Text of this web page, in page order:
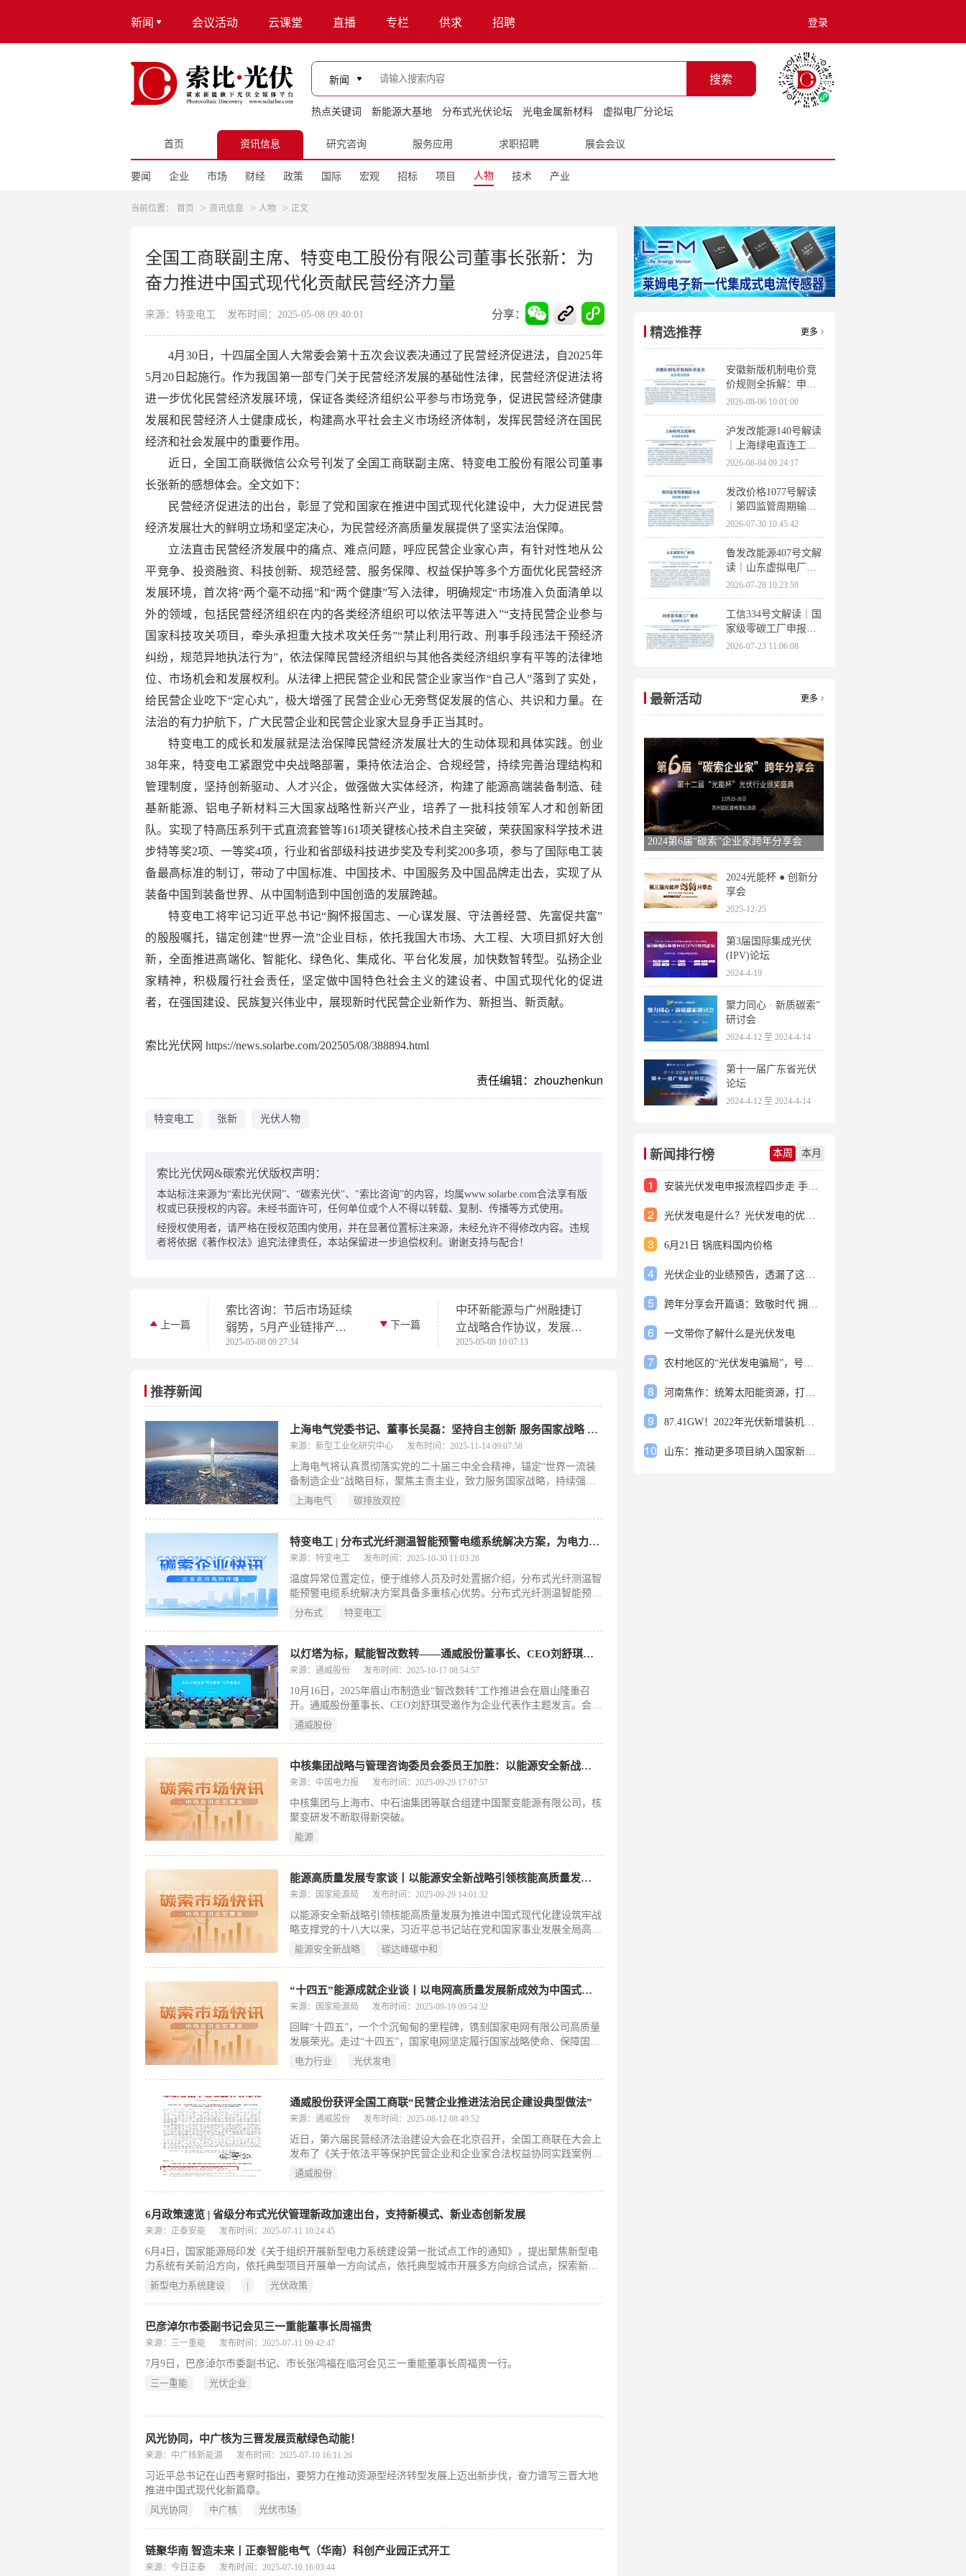
新闻 会议活动 云课堂 直播 专栏 供求 招聘 登录
新闻 搜索
热点关键词 新能源大基地 分布式光伏论坛 光电金属新材料 虚拟电厂分论坛
首页 资讯信息 研究咨询 服务应用 求职招聘 展会会议
要闻 企业 市场 财经 政策 国际 宏观 招标 项目 人物 技术 产业
当前位置： 首页 > 资讯信息 > 人物 > 正文
全国工商联副主席、特变电工股份有限公司董事长张新：为
奋力推进中国式现代化贡献民营经济力量
来源：特变电工 发布时间：2025-05-08 09:40:01 分享：
4月30日，十四届全国人大常委会第十五次会议表决通过了民营经济促进法，自2025年
5月20日起施行。作为我国第一部专门关于民营经济发展的基础性法律，民营经济促进法将
进一步优化民营经济发展环境，保证各类经济组织公平参与市场竞争，促进民营经济健康
发展和民营经济人士健康成长，构建高水平社会主义市场经济体制，发挥民营经济在国民
经济和社会发展中的重要作用。
近日，全国工商联微信公众号刊发了全国工商联副主席、特变电工股份有限公司董事
长张新的感想体会。全文如下：
民营经济促进法的出台，彰显了党和国家在推进中国式现代化建设中，大力促进民营
经济发展壮大的鲜明立场和坚定决心，为民营经济高质量发展提供了坚实法治保障。
立法直击民营经济发展中的痛点、难点问题，呼应民营企业家心声，有针对性地从公
平竞争、投资融资、科技创新、规范经营、服务保障、权益保护等多个方面优化民营经济
发展环境，首次将“两个毫不动摇”和“两个健康”写入法律，明确规定“市场准入负面清单以
外的领域，包括民营经济组织在内的各类经济组织可以依法平等进入”“支持民营企业参与
国家科技攻关项目，牵头承担重大技术攻关任务”“禁止利用行政、刑事手段违法干预经济
纠纷，规范异地执法行为”，依法保障民营经济组织与其他各类经济组织享有平等的法律地
位、市场机会和发展权利。从法律上把民营企业和民营企业家当作“自己人”落到了实处，
给民营企业吃下“定心丸”，极大增强了民营企业心无旁骛促发展的信心、共识和力量。在
法治的有力护航下，广大民营企业和民营企业家大显身手正当其时。
特变电工的成长和发展就是法治保障民营经济发展壮大的生动体现和具体实践。创业
38年来，特变电工紧跟党中央战略部署，秉持依法治企、合规经营，持续完善治理结构和
管理制度，坚持创新驱动、人才兴企，做强做大实体经济，构建了能源高端装备制造、硅
基新能源、铝电子新材料三大国家战略性新兴产业，培养了一批科技领军人才和创新团
队。实现了特高压系列干式直流套管等161项关键核心技术自主突破，荣获国家科学技术进
步特等奖2项、一等奖4项，行业和省部级科技进步奖及专利奖200多项，参与了国际电工装
备最高标准的制订，带动了中国标准、中国技术、中国服务及中国品牌走出去，实现了从
装备中国到装备世界、从中国制造到中国创造的发展跨越。
特变电工将牢记习近平总书记“胸怀报国志、一心谋发展、守法善经营、先富促共富”
的殷殷嘱托，锚定创建“世界一流”企业目标，依托我国大市场、大工程、大项目抓好大创
新，全面推进高端化、智能化、绿色化、集成化、平台化发展，加快数智转型。弘扬企业
家精神，积极履行社会责任，坚定做中国特色社会主义的建设者、中国式现代化的促进
者，在强国建设、民族复兴伟业中，展现新时代民营企业新作为、新担当、新贡献。
索比光伏网 https://news.solarbe.com/202505/08/388894.html
责任编辑：zhouzhenkun
特变电工 张新 光伏人物
索比光伏网&碳索光伏版权声明：
本站标注来源为“索比光伏网”、“碳索光伏"、"索比咨询”的内容，均属www.solarbe.com合法享有版
权或已获授权的内容。未经书面许可，任何单位或个人不得以转载、复制、传播等方式使用。
经授权使用者，请严格在授权范围内使用，并在显著位置标注来源，未经允许不得修改内容。违规
者将依据《著作权法》追究法律责任，本站保留进一步追偿权利。谢谢支持与配合！
上一篇
索比咨询：节后市场延续
弱势，5月产业链排产下
调
2025-05-08 09:27:34
下一篇
中环新能源与广州融捷订
立战略合作协议，发展新
能源及绿色能源产业
2025-05-08 10:07:13
推荐新闻
上海电气党委书记、董事长吴磊：坚持自主创新 服务国家战略 以一流装备智造为新型工业化贡献力量
来源：新型工业化研究中心 发布时间：2025-11-14 09:07:58
上海电气将认真贯彻落实党的二十届三中全会精神，锚定“世界一流装
备制造企业”战略目标，聚焦主责主业，致力服务国家战略，持续强化
核心竞争力，在高端化、智能化、绿色化变革中勇立潮头，在发展新质
上海电气 碳排放双控
特变电工 | 分布式光纤测温智能预警电缆系统解决方案，为电力网络装上“感知预警雷达”
来源：特变电工 发布时间：2025-10-30 11:03:28
温度异常位置定位，便于维修人员及时处置据介绍，分布式光纤测温智
能预警电缆系统解决方案具备多重核心优势。分布式光纤测温智能预警
电缆系统解决方案的三大核心优势目前，该解决方案已广泛应用于数据
分布式 特变电工
以灯塔为标，赋能智改数转——通威股份董事长、CEO刘舒琪出席眉山市制造业“智改数转”工作推进会
来源：通威股份 发布时间：2025-10-17 08:54:57
10月16日，2025年眉山市制造业“智改数转”工作推进会在眉山隆重召
开。通威股份董事长、CEO刘舒琪受邀作为企业代表作主题发言。会议
现场会议现场对获得“智改数转”项目资金的企业、“先进级智能工厂”和
的核心驱动力。
通威股份
中核集团战略与管理咨询委员会委员王加胜：以能源安全新战略引领核能高质量发展 为推进中国式现代化建设筑牢战略支撑
来源：中国电力报 发布时间：2025-09-29 17:07:57
中核集团与上海市、中石油集团等联合组建中国聚变能源有限公司，核
聚变研发不断取得新突破。
能源
能源高质量发展专家谈丨以能源安全新战略引领核能高质量发展 为推进中国式现代化建设筑牢战略支撑
来源：国家能源局 发布时间：2025-09-29 14:01:32
以能源安全新战略引领核能高质量发展为推进中国式现代化建设筑牢战
略支撑党的十八大以来，习近平总书记站在党和国家事业发展全局高
度，创造性提出能源安全新战略，就碳达峰碳中和、构建新型能源体
能源安全新战略 碳达峰碳中和
“十四五”能源成就企业谈丨以电网高质量发展新成效为中国式现代化蓄力赋能
来源：国家能源局 发布时间：2025-09-19 09:54:32
回眸“十四五”，一个个沉甸甸的里程碑，镌刻国家电网有限公司高质量
发展荣光。走过“十四五”，国家电网坚定履行国家战略使命、保障国家
能源安全、服务国计民生，以电网高质量发展谱写能源骨干央企锐意进
化建设注入强劲动能。
电力行业 光伏发电
通威股份获评全国工商联“民营企业推进法治民企建设典型做法”
来源：通威股份 发布时间：2025-08-12 08:49:52
近日，第六届民营经济法治建设大会在北京召开，全国工商联在大会上
发布了《关于依法平等保护民营企业和企业家合法权益协同实践案例的
通报》和《关于商会和民营企业推进法治民企建设典型做法的通报》。
通威股份
6月政策速览 | 省级分布式光伏管理新政加速出台，支持新模式、新业态创新发展
来源：正泰安能 发布时间：2025-07-11 10:24:45
6月4日，国家能源局印发《关于组织开展新型电力系统建设第一批试点工作的通知》，提出聚焦新型电
力系统有关前沿方向，依托典型项目开展单一方向试点，依托典型城市开展多方向综合试点，探索新型
电力系统建设新技术、新模式，推动新型电力系统建设取得突破。坚持重点突破，先期围绕构网型技
新型电力系统建设 | 光伏政策
巴彦淖尔市委副书记会见三一重能董事长周福贵
来源：三一重能 发布时间：2025-07-11 09:42:47
​7月9日，巴彦淖尔市委副书记、市长张鸿福在临河会见三一重能董事长周福贵一行。
三一重能
光伏企业
风光协同，中广核为三晋发展贡献绿色动能！
来源：中广核新能源 发布时间：2025-07-10 16:11:26
习近平总书记在山西考察时指出，要努力在推动资源型经济转型发展上迈出新步伐，奋力谱写三晋大地
推进中国式现代化新篇章。
风光协同
中广核 光伏市场
链聚华南 智造未来丨正泰智能电气（华南）科创产业园正式开工
来源：今日正泰 发布时间：2025-07-10 16:03:44
精选推荐 更多
安徽新版机制电价竞
价规则全拆解：申报
条件、保函罚则、出
清机制、聚合商门槛
2026-08-06 10:01:00
沪发改能源140号解读
｜上海绿电直连工作
方案 申报条件、源荷
指标、场景优先级全
梳理
2026-08-04 09:24:17
发改价格1077号解读
｜第四监管周期输配
电价落地 电量电价下
调容量电价上调
2026-07-30 10:45:42
鲁发改能源407号文解
读｜山东虚拟电厂管
理办法全文 分布式光
伏打包入市规则详解
2026-07-28 10:23:59
工信334号文解读｜国
家级零碳工厂申报条
件、三大硬性指标、
2026-07-23 11:06:08
最新活动 更多
2024第6届“碳索”企业家跨年分享会
2024光能杯 ● 创新分
享会
2025-12-25
第3届国际集成光伏
(IPV)论坛
2024-4-19
聚力同心 · 新质碳索”
研讨会
2024-4-12 至 2024-4-14
第十一届广东省光伏
论坛
2024-4-12 至 2024-4-14
新闻排行榜 本周 本月
1 安装光伏发电申报流程四步走 手把手教你装起光伏电站
2 光伏发电是什么？光伏发电的优缺点有哪些？
3 6月21日 锅底料国内价格
4 光伏企业的业绩预告，透漏了这些信号
5 跨年分享会开篇语：致敬时代 拥抱变革
6 一文带你了解什么是光伏发电
7 农村地区的“光伏发电骗局”，号称能用屋顶赚钱，不少人已经上当
8 河南焦作：统筹太阳能资源，打造百万千瓦级光伏基地
9 87.41GW！2022年光伏新增装机规模发布
10 山东：推动更多项目纳入国家新增风光大基地项目